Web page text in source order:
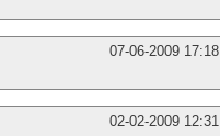
07-06-2009 17:18
02-02-2009 12:31